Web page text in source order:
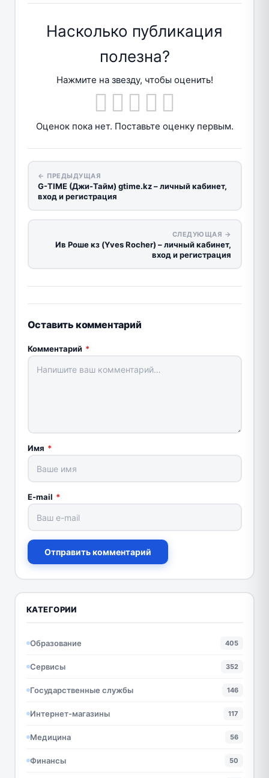
Насколько публикация
полезна?
Нажмите на звезду, чтобы оценить!
Оценок пока нет. Поставьте оценку первым.
← ПРЕДЫДУЩАЯ
G-TIME (Джи-Тайм) gtime.kz – личный кабинет,
вход и регистрация
СЛЕДУЮЩАЯ →
Ив Роше кз (Yves Rocher) – личный кабинет,
вход и регистрация
Оставить комментарий
Комментарий *
Имя *
E-mail *
Отправить комментарий
КАТЕГОРИИ
Образование 405
Сервисы 352
Государственные службы 146
Интернет-магазины 117
Медицина 56
Финансы 50